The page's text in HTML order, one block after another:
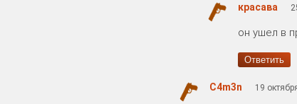
красава
он ушел в
Ответить
C4m3n 19